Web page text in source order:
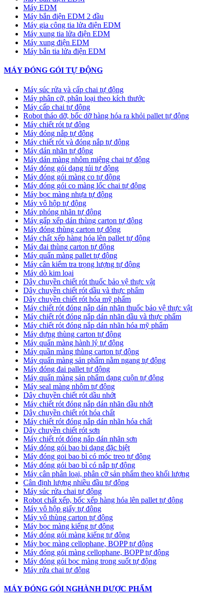
Máy EDM
Máy bắn điện EDM 2 đầu
Máy gia công tia lửa điện EDM
Máy xung tia lửa điện EDM
Máy xung điện EDM
Máy bắn tia lửa điện EDM
MÁY ĐÓNG GÓI TỰ ĐỘNG
Máy súc rửa và cấp chai tự động
Máy phân cỡ, phân loại theo kích thước
Máy cấp chai tự động
Robot tháo dỡ, bốc dỡ hàng hóa ra khỏi pallet tự động
Máy chiết rót tự động
Máy đóng nắp tự động
Máy chiết rót và đóng nắp tự động
Máy dán nhãn tự động
Máy dán màng nhôm miệng chai tự động
Máy đóng gói dạng túi tự động
Máy đóng gói màng co tự động
Máy đóng gói co màng lốc chai tự động
Máy bọc màng nhựa tự động
Máy vô hộp tự động
Máy phóng nhãn tự động
Máy gấp xếp dán thùng carton tự động
Máy đóng thùng carton tự động
Máy chất xếp hàng hóa lên pallet tự động
Máy đai thùng carton tự động
Máy quấn màng pallet tự động
Máy cân kiểm tra trọng lượng tự động
Máy dò kim loại
Dây chuyền chiết rót thuốc bảo vệ thực vật
Dây chuyền chiết rót dầu và thực phẩm
Dây chuyền chiết rót hóa mỹ phẩm
Máy chiết rót đóng nắp dán nhãn thuốc bảo vệ thực vật
Máy chiết rót đóng nắp dán nhãn dầu và thực phẩm
Máy chiết rót đóng nắp dán nhãn hóa mỹ phẩm
Máy dựng thùng carton tự động
Máy quấn màng hành lý tự động
Máy quần màng thùng carton tự động
Máy quấn màng sản phẩm nằm ngang tự động
Máy đóng đai pallet tự động
Máy quấn màng sản phẩm dạng cuộn tự động
Máy seal màng nhôm tự động
Dây chuyền chiết rót dầu nhớt
Máy chiết rót đóng nắp dán nhãn dầu nhớt
Dây chuyền chiết rót hóa chất
Máy chiết rót đóng nắp dán nhãn hóa chất
Dây chuyền chiết rót sơn
Máy chiết rót đóng nắp dán nhãn sơn
Máy đóng gói bao bi dạng đặc biệt
Máy đóng goi bao bì có móc treo tự động
Máy đóng gói bao bì có nắp tự động
Máy cân phân loại, phân cỡ sản phẩm theo khối lượng
Cân định lượng nhiều đầu tự động
Máy súc rửa chai tự động
Robot chất xếp, bốc xếp hàng hóa lên pallet tự động
Máy vô hộp giấy tự động
Máy vô thùng carton tự động
Máy bọc màng kiếng tự động
Máy đóng gói màng kiếng tự động
Máy bọc màng cellophane, BOPP tự động
Máy đóng gói màng cellophane, BOPP tự động
Máy đóng gói bọc màng trong suốt tự động
Máy rửa chai tự động
MÁY ĐÓNG GÓI NGHÀNH DƯỢC PHẨM